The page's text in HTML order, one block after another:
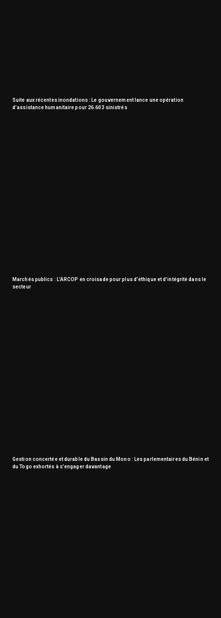
Suite aux récentes inondations : Le gouvernement lance une opération
d’assistance humanitaire pour 26.603 sinistrés
Marchés publics : L’ARCOP en croisade pour plus d’éthique et d’intégrité dans le
secteur
Gestion concertée et durable du Bassin du Mono : Les parlementaires du Bénin et
du Togo exhortés à s’engager davantage